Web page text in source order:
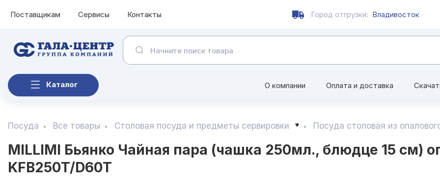
Поставщикам Сервисы Контакты Город отгрузки: Владивосток
Каталог О компании Оплата и доставка
Посуда Все товары Столовая посуда и предметы сервировки Посуда столовая из
MILLIMI Бьянко Чайная пара (чашка 250мл., блюдце 15 см)
KFB250T/D60T